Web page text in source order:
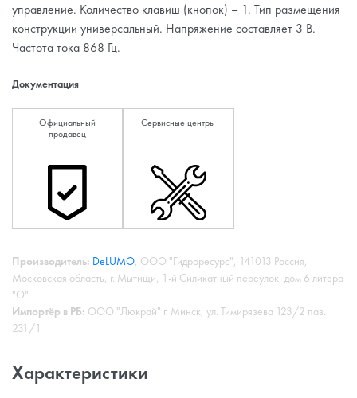
управление. Количество клавиш (кнопок) – 1. Тип размещения
конструкции универсальный. Напряжение составляет 3 В.
Частота тока 868 Гц.
Документация
Официальный
продавец
Сервисные центры
Производитель: DeLUMO, ООО "Гидроресурс", 141013 Россия,
Московская область, г. Мытищи, 1-й Силикатный переулок, дом 6 литера
"О"
Импортёр в РБ: ООО "Люкрай" г. Минск, ул. Тимирязева 123/2 пав.
231/1
Характеристики